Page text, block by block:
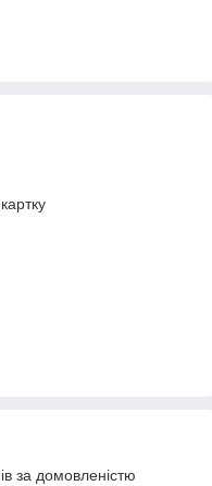
за домовленістю